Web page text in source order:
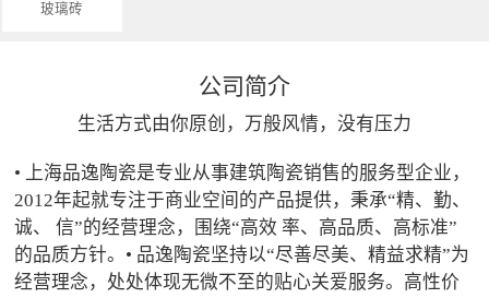
玻璃砖
公司简介
生活方式由你原创，万般风情，没有压力
• 上海品逸陶瓷是专业从事建筑陶瓷销售的服务型企业，
2012年起就专注于商业空间的产品提供，秉承“精、勤、
诚、 信”的经营理念，围绕“高效 率、高品质、高标准”
的品质方针。• 品逸陶瓷坚持以“尽善尽美、精益求精”为
经营理念，处处体现无微不至的贴心关爱服务。高性价